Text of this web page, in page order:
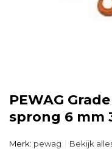
PEWAG
sprong 6 mm
Merk: pewag Bekijk